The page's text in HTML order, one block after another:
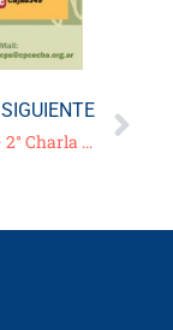
SIGUIENTE
Jardinería – 2° Charla – Bloque 1: “Como comprar, plantar frutales y rosales en temporada otoñal” – G. Grimoldi